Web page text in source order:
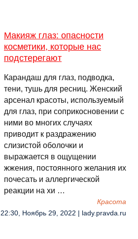
Макияж глаз: опасности
косметики, которые нас
подстерегают
Карандаш для глаз, подводка,
тени, тушь для ресниц. Женский
арсенал красоты, используемый
для глаз, при соприкосновении с
ними во многих случаях
приводит к раздражению
слизистой оболочки и
выражается в ощущении
жжения, постоянного желания их
почесать и аллергической
реакции на хи …
Красота
22:30, Ноябрь 29, 2022 | lady.pravda.ru